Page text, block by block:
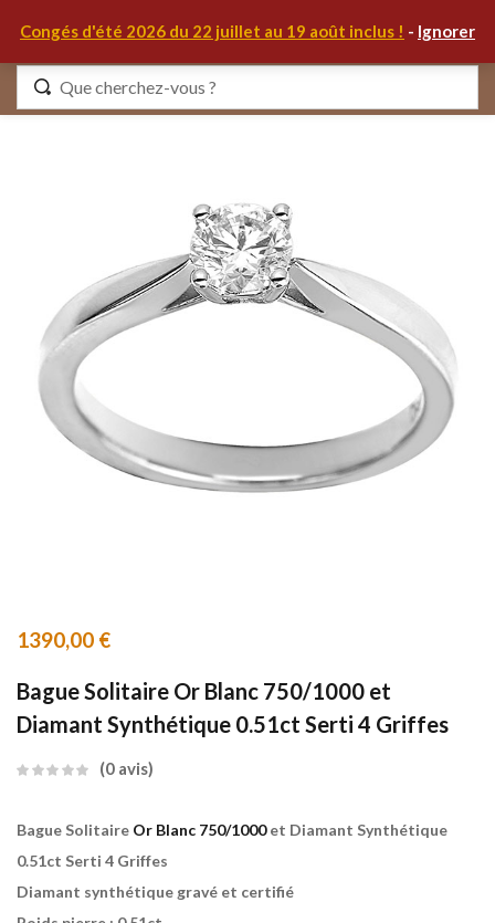
Congés d'été 2026 du 22 juillet au 19 août inclus ! - Ignorer
1390,00 €
Bague Solitaire Or Blanc 750/1000 et
Diamant Synthétique 0.51ct Serti 4 Griffes
0 avis
Bague Solitaire Or Blanc 750/1000et Diamant Synthétique
0.51ct Serti 4 Griffes
Diamant synthétique gravé et certifié
Identifiez-vous
Se souvenir de moi Mot de passe oublié ?